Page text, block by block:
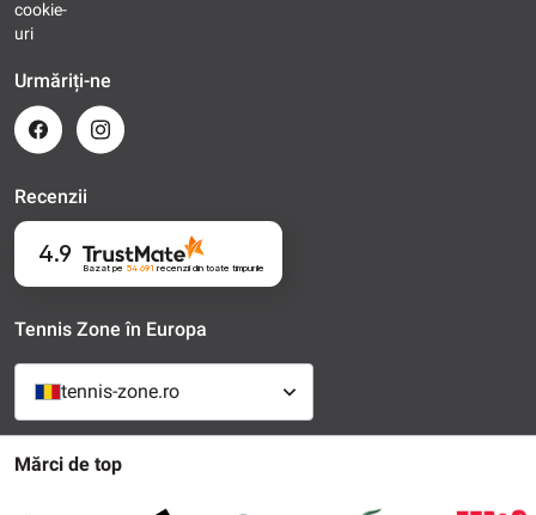
Mărci de top
cookie-
uri
Urmăriți-ne
Recenzii
4.9
Bazat pe 54 691 recenziidin toate timpurile
Tennis Zone în Europa
tennis-zone.ro